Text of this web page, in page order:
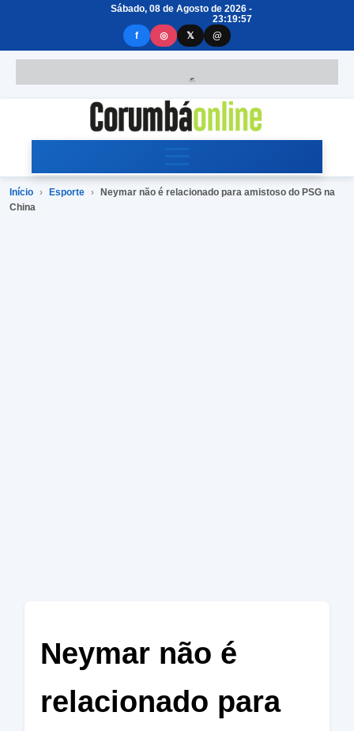
Sábado, 08 de Agosto de 2026 -
23:19:57
f
◎ 𝕏 @
Início › Esporte ›
Neymar não é relacionado para amistoso do PSG na
China
Neymar não é
relacionado para